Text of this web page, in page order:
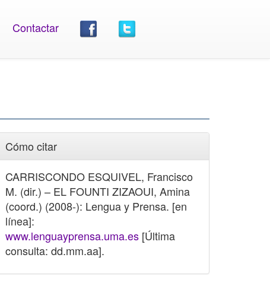
Contactar
Cómo citar
CARRISCONDO ESQUIVEL, Francisco
M. (dir.) – EL FOUNTI ZIZAOUI, Amina
(coord.) (2008-): Lengua y Prensa. [en
línea]:
www.lenguayprensa.uma.es [Última
consulta: dd.mm.aa].